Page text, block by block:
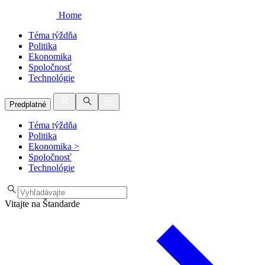
Home
Téma týždňa
Politika
Ekonomika
Spoločnosť
Technológie
Predplatné
Téma týždňa
Politika
Ekonomika >
Spoločnosť
Technológie
Vitajte na Štandarde